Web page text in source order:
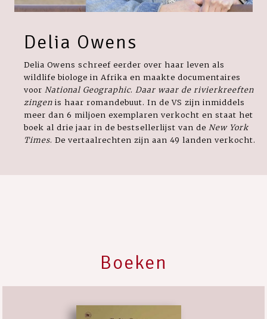
Delia Owens
Delia Owens schreef eerder over haar leven als
wildlife biologe in Afrika en maakte documentaires
voor National Geographic. Daar waar de rivierkreeften
zingen is haar romandebuut. In de VS zijn inmiddels
meer dan 6 miljoen exemplaren verkocht en staat het
boek al drie jaar in de bestsellerlijst van de New York
Times. De vertaalrechten zijn aan 49 landen verkocht.
Boeken